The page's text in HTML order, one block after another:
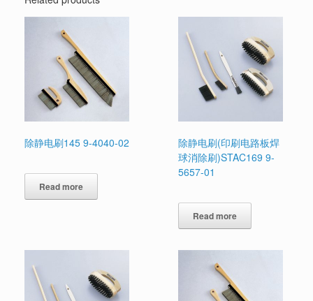
除静电刷145 9-4040-02
Read more
除静电刷(印刷电路板焊
球消除刷)STAC169 9-
5657-01
Read more